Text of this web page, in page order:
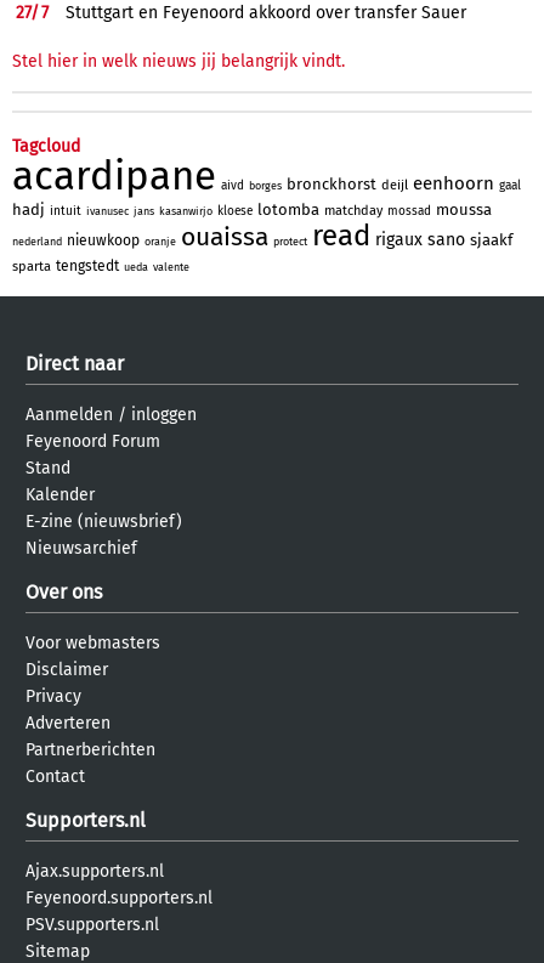
27/7 Stuttgart en Feyenoord akkoord over transfer Sauer
Stel hier in welk nieuws jij belangrijk vindt.
Tagcloud
acardipane aivd borges bronckhorst deijl eenhoorn gaal
hadj intuit ivanusec jans kasanwirjo kloese lotomba matchday mossad moussa
nederland nieuwkoop oranje ouaissa protect read rigaux sano sjaakf
sparta tengstedt ueda valente
Direct naar
Aanmelden / inloggen
Feyenoord Forum
Stand
Kalender
E-zine (nieuwsbrief)
Nieuwsarchief
Over ons
Voor webmasters
Disclaimer
Privacy
Adverteren
Partnerberichten
Contact
Supporters.nl
Ajax.supporters.nl
Feyenoord.supporters.nl
PSV.supporters.nl
Sitemap